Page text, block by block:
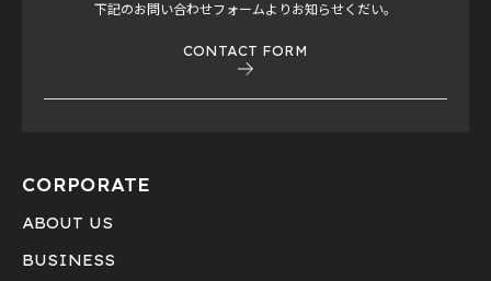
下記のお問い合わせフォームよりお知らせくだい。
CONTACT FORM
CORPORATE
ABOUT US
BUSINESS